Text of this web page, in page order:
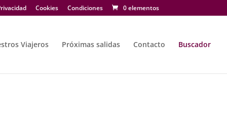
Cookies Condiciones 0 elementos
Viajeros Próximas salidas Contacto Buscador